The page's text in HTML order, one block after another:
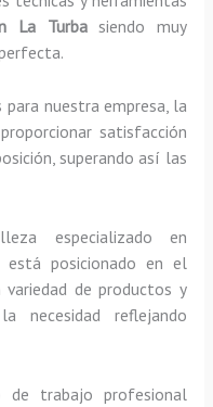
La Turbasiendo muy
nuestra empresa, la
satisfacción
superando así las
especializado en
está posicionado en el
de productos y
necesidad reflejando
de trabajo profesional